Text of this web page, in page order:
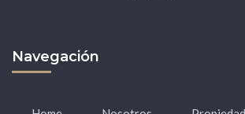
Navegación